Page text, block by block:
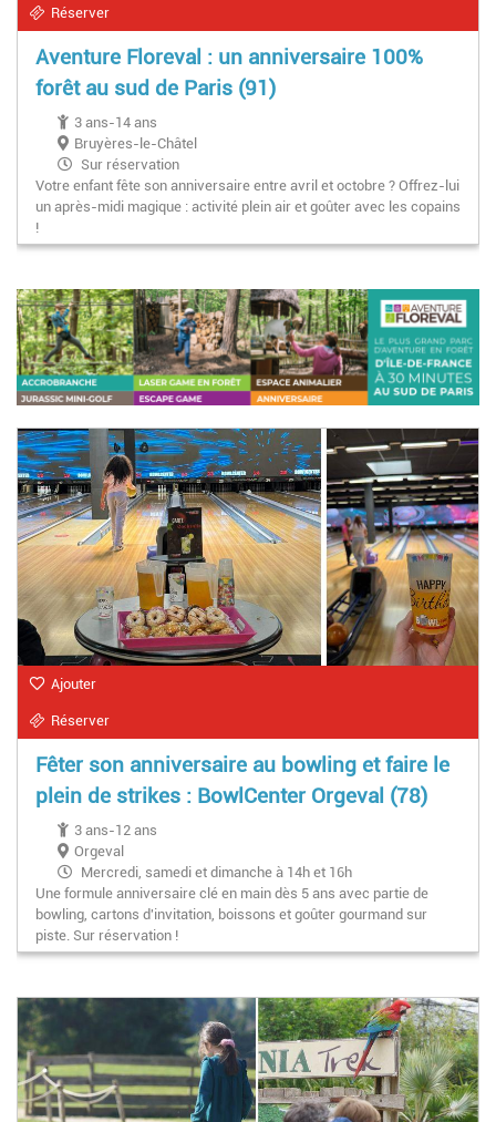
Réserver
Aventure Floreval : un anniversaire 100%
forêt au sud de Paris (91)
3 ans-14 ans
Bruyères-le-Châtel
Sur réservation
Votre enfant fête son anniversaire entre avril et octobre ? Offrez-lui
un après-midi magique : activité plein air et goûter avec les copains
!
Ajouter
Réserver
Fêter son anniversaire au bowling et faire le
plein de strikes : BowlCenter Orgeval (78)
3 ans-12 ans
Orgeval
Mercredi, samedi et dimanche à 14h et 16h
Une formule anniversaire clé en main dès 5 ans avec partie de
bowling, cartons d'invitation, boissons et goûter gourmand sur
piste. Sur réservation !